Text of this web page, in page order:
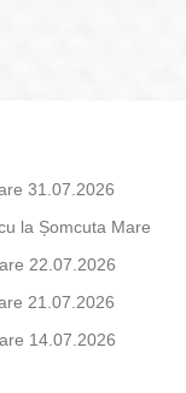
31.07.2026
la Șomcuta Mare
22.07.2026
21.07.2026
14.07.2026